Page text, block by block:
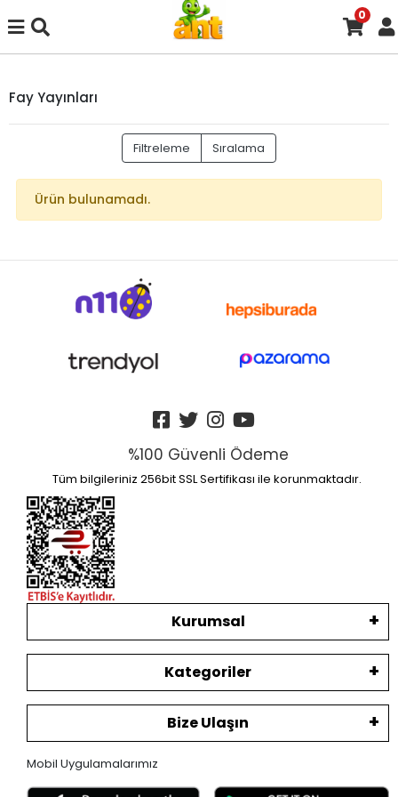
0
Fay Yayınları
Filtreleme Sıralama
Ürün bulunamadı.
%100 Güvenli Ödeme
Tüm bilgileriniz 256bit SSL Sertifikası ile korunmaktadır.
Kurumsal
Kategoriler
Bize Ulaşın
Mobil Uygulamalarımız